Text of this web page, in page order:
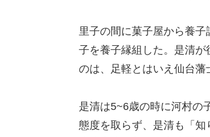
里子の間に菓子屋から養
子を養子縁組した。是清
のは、足軽とはいえ仙台藩
是清は5~6歳の時に河村の
態度を取らず、是清も「